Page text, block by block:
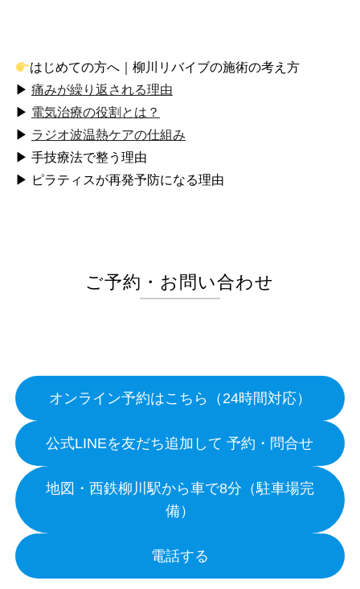
はじめての方へ｜柳川リバイブの施術の考え方
▶ 痛みが繰り返される理由
▶ 電気治療の役割とは？
▶ ラジオ波温熱ケアの仕組み
▶ 手技療法で整う理由
▶ ピラティスが再発予防になる理由
ご予約・お問い合わせ
オンライン予約はこちら（24時間対応）
公式LINEを友だち追加して 予約・問合せ
地図・西鉄柳川駅から車で8分（駐車場完
備）
電話する